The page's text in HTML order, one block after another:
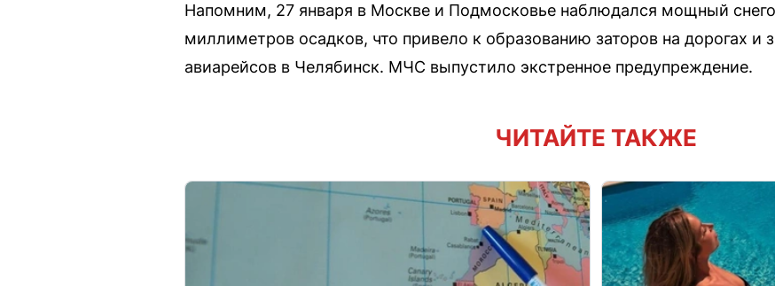
Напомним, 27 января в Москве и Подмосковье наблюдался мощный
миллиметров осадков, что привело к образованию заторов на дорогах и
авиарейсов в Челябинск. МЧС выпустило экстренное предупреждение.
ЧИТАЙТЕ ТАКЖЕ